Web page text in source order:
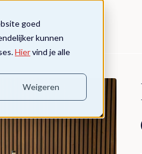
goed
kunnen
Hiervind je alle
Weigeren